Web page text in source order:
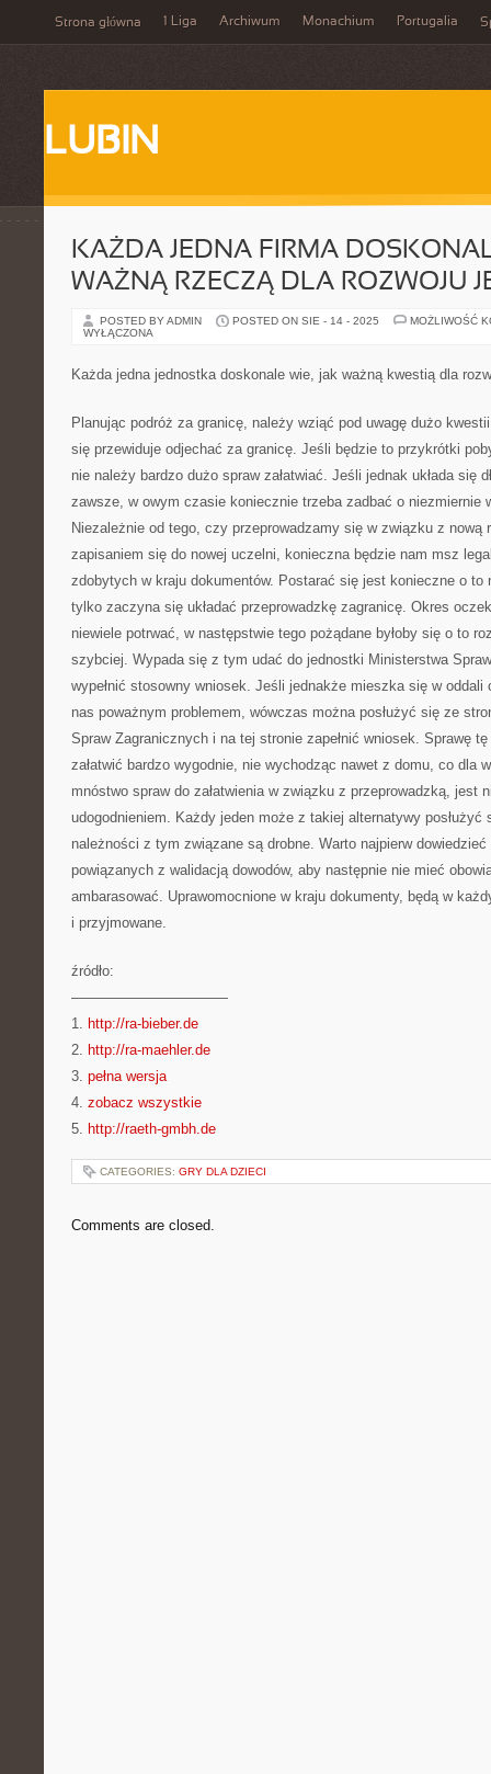
Strona główna 1 Liga Archiwum Monachium Portugalia
LUBIN
KAŻDA JEDNA FIRMA
WAŻNĄ RZECZĄ DLA ROZWOJU
POSTED BY ADMIN POSTED ON SIE - 14 - 2025
MOŻLIWOŚĆ
WYŁĄCZONA
Każda jedna jednostka doskonale wie, jak ważną kwestią dla
Planując podróż za granicę, należy wziąć pod uwagę dużo
się przewiduje odjechać za granicę. Jeśli będzie to przykrótki
nie należy bardzo dużo spraw załatwiać. Jeśli jednak układa się
zawsze, w owym czasie koniecznie trzeba zadbać o niezmiernie
Niezależnie od tego, czy przeprowadzamy się w związku z nową
zapisaniem się do nowej uczelni, konieczna będzie nam msz
zdobytych w kraju dokumentów. Postarać się jest konieczne o to
tylko zaczyna się układać przeprowadzkę zagranicę. Okres
niewiele potrwać, w następstwie tego pożądane byłoby się o to
szybciej. Wypada się z tym udać do jednostki Ministerstwa
wypełnić stosowny wniosek. Jeśli jednakże mieszka się w
nas poważnym problemem, wówczas można posłużyć się ze
Spraw Zagranicznych i na tej stronie zapełnić wniosek. Sprawę
załatwić bardzo wygodnie, nie wychodząc nawet z domu, co dla
mnóstwo spraw do załatwienia w związku z przeprowadzką, jest
udogodnieniem. Każdy jeden może z takiej alternatywy posłużyć
należności z tym związane są drobne. Warto najpierw
powiązanych z walidacją dowodów, aby następnie nie mieć
ambarasować. Uprawomocnione w kraju dokumenty, będą w
i przyjmowane.
źródło:
———————————
1. http://ra-bieber.de
2. http://ra-maehler.de
3. pełna wersja
4. zobacz wszystkie
5. http://raeth-gmbh.de
CATEGORIES: GRY DLA DZIECI
Comments are closed.